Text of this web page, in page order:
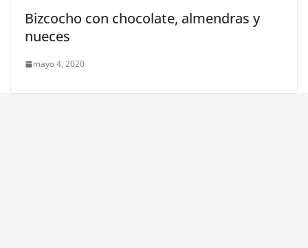
Bizcocho con chocolate, almendras y
nueces
mayo 4, 2020